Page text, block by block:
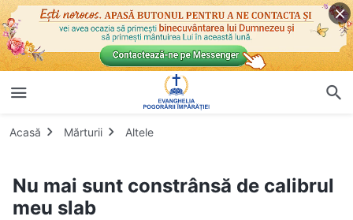
Acasă Mărturii Altele
Nu mai sunt constrânsă de calibrul
meu slab